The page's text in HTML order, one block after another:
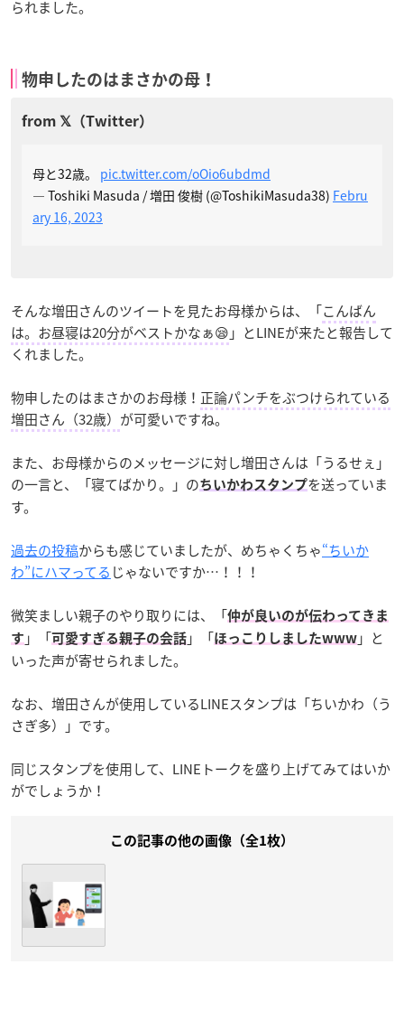
られました。
物申したのはまさかの母！
母と32歳。 pic.twitter.com/oOio6ubdmd
— Toshiki Masuda / 増田 俊樹 (@ToshikiMasuda38) Febru
ary 16, 2023
そんな増田さんのツイートを見たお母様からは、「こんばん
は。お昼寝は20分がベストかなぁ😪 」とLINEが来たと報告して
くれました。
物申したのはまさかのお母様！ 正論パンチをぶつけられている
増田さん（32歳） が可愛いですね。
また、お母様からのメッセージに対し増田さんは「うるせぇ」
の一言と、「寝てばかり。」のちいかわスタンプを送っていま
す。
過去の投稿からも感じていましたが、めちゃくちゃ“ちいか
わ”にハマってる じゃないですか…！！！
微笑ましい親子のやり取りには、「仲が良いのが伝わってきま
す 」「可愛すぎる親子の会話 」「ほっこりしましたwww 」と
いった声が寄せられました。
なお、増田さんが使用しているLINEスタンプは「ちいかわ（う
さぎ多）」です。
同じスタンプを使用して、LINEトークを盛り上げてみてはいか
がでしょうか！
この記事の他の画像（全1枚）